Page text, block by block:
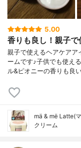
5.00
香りも良し！親子
親子で使えるヘアケアア
ームです♪子供でも使え
ル&ピオニーの香りも良
mä & më Latte(
クリーム